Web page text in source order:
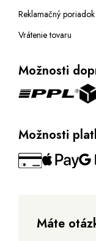
Reklamačný poriadok
Vrátenie tovaru
Možnosti
Možnosti
Máte